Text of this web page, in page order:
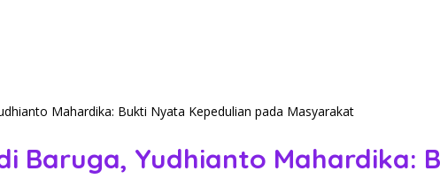
Mahardika: Bukti Nyata Kepedulian pada Masyarakat
Baruga, Yudhianto Mahardika: